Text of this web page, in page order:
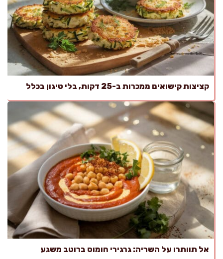
קציצות קישואים ממכרות ב-25 דקות, בלי טיגון בכלל
אל תוותרו על השריה: גרגירי חומוס ברוטב משגע